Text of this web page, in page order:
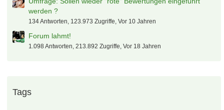
werden ?
134 Antworten, 123.973 Zugriffe, Vor 10 Jahren
Forum lahmt!
1.098 Antworten, 213.892 Zugriffe, Vor 18 Jahren
Tags